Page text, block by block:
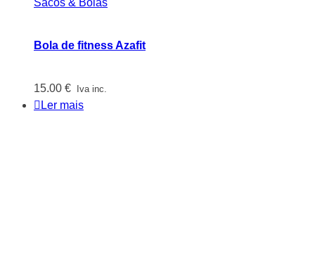
Bola de fitness Azafit
15.00 € Iva inc.
Ler mais